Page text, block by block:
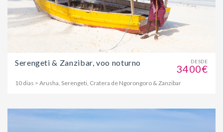
DESDE
3400€
Serengeti & Zanzibar, voo noturno
10 dias > Arusha, Serengeti, Cratera de Ngorongoro & Zanzibar